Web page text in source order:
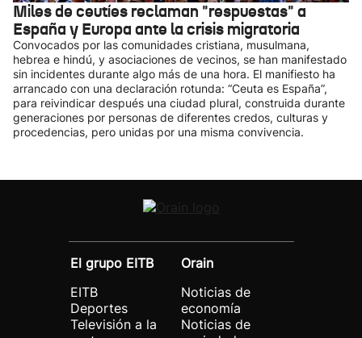
Miles de ceutíes reclaman "respuestas" a
España y Europa ante la crisis migratoria
Convocados por las comunidades cristiana, musulmana,
hebrea e hindú, y asociaciones de vecinos, se han manifestado
sin incidentes durante algo más de una hora. El manifiesto ha
arrancado con una declaración rotunda: “Ceuta es España”,
para reivindicar después una ciudad plural, construida durante
generaciones por personas de diferentes credos, culturas y
procedencias, pero unidas por una misma convivencia.
El grupo EITB
EITB
Deportes
Televisión a la
Orain
Noticias de
economía
Noticias de